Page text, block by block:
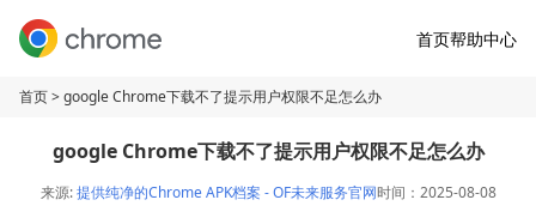
首页帮助中心
首页> google Chrome下载不了提示用户权限不足怎么办
google Chrome下载不了提示用户权限不足怎么办
来源:提供纯净的Chrome APK档案 - OF未来服务官网时间：2025-08-08